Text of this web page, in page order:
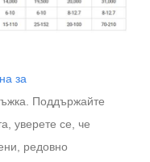
за
Поддържайте
уверете се, че
редовно